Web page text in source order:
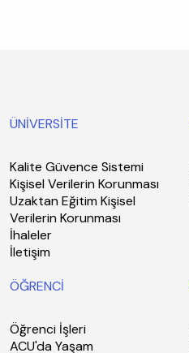
ÜNİVERSİTE
Kalite Güvence Sistemi
Kişisel Verilerin Korunması
Uzaktan Eğitim Kişisel
Verilerin Korunması
İhaleler
İletişim
ÖĞRENCİ
Öğrenci İşleri
ACU'da Yaşam